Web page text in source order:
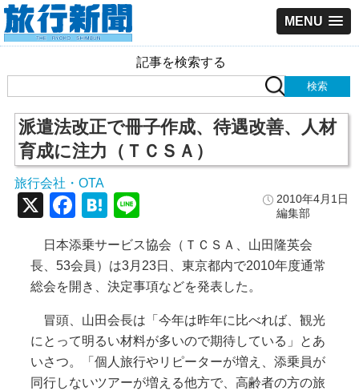
MENU
記事を検索する
派遣法改正で冊子作成、待遇改善、人材
育成に注力（ＴＣＳＡ）
旅行会社・OTA
2010年4月1日
編集部
X Facebook
Hatena
日本添乗サービス協会（ＴＣＳＡ、山田隆英会
長、53会員）は3月23日、東京都内で2010年度通常
総会を開き、決定事項などを発表した。
冒頭、山田会長は「今年は昨年に比べれば、観光
にとって明るい材料が多いので期待している」とあ
いさつ。「個人旅行やリピーターが増え、添乗員が
同行しないツアーが増える他方で、高齢者の方の旅